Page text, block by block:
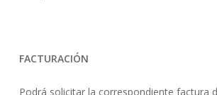
FACTURACIÓN
Podrá solicitar la correspondiente factura